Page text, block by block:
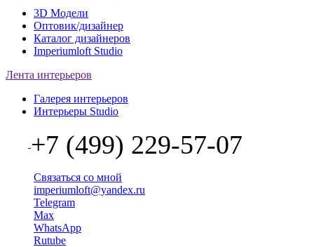
3D Модели
Оптовик/дизайнер
Каталог дизайнеров
Imperiumloft Studio
Лента интерьеров
Галерея интерьеров
Интерьеры Studio
+7 (499) 229-57-07
Связаться со мной
imperiumloft@yandex.ru
Telegram
Max
WhatsApp
Rutube